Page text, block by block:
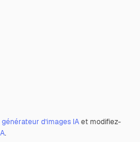
générateur d’images IAet modifiez-
.